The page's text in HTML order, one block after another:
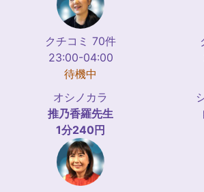
クチコミ 70件
23:00-04:00
待機中
オシノカラ
推乃香羅先生
1分240円